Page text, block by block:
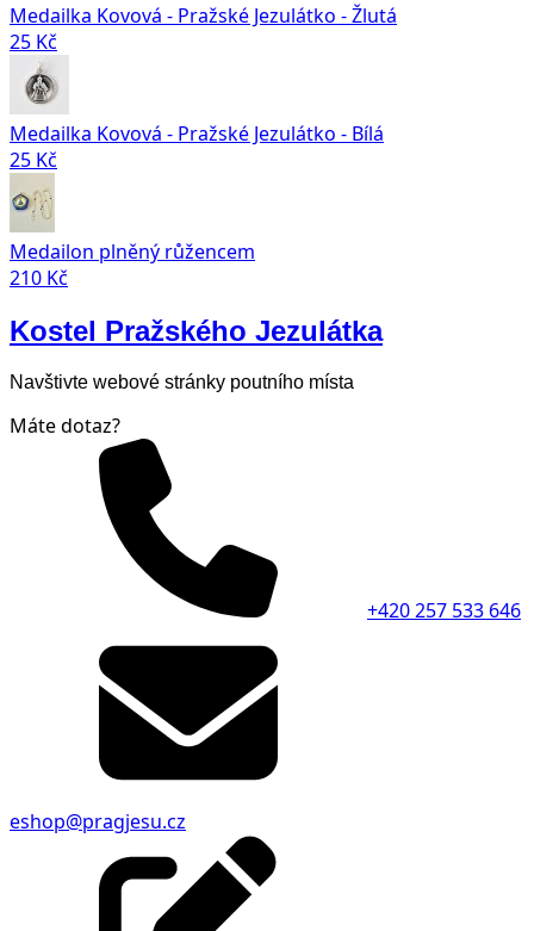
Medailka Kovová - Pražské Jezulátko - Žlutá
25 Kč
Medailka Kovová - Pražské Jezulátko - Bílá
25 Kč
Medailon plněný růžencem
210 Kč
Kostel Pražského Jezulátka
Navštivte webové stránky poutního místa
Máte dotaz?
+420 257 533 646
eshop@pragjesu.cz